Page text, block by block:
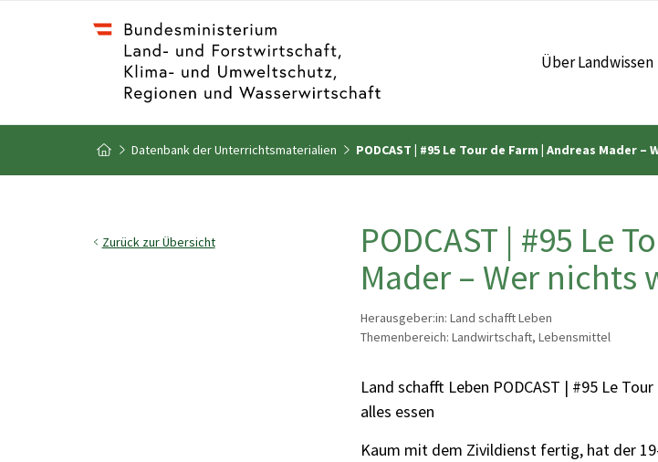
Zum Inhalt
Zum Inhaltsverzeichnis
Zur Startseite
Über Landwissen
Datenbank der Unterrichtsmaterialien PODCAST | #95 Le Tour de Farm | Andreas Mader
Zurück zur Übersicht
PODCAST | #95 Le
Mader – Wer nichts
Herausgeber:in: Land schafft Leben
Themenbereich: Landwirtschaft, Lebensmittel
Land schafft Leben PODCAST | #95 Le
alles essen
Kaum mit dem Zivildienst fertig, hat der